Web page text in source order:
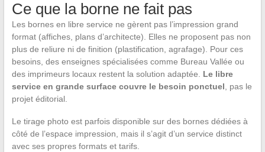
Ce que la borne ne fait pas
Les bornes en libre service ne gèrent pas l’impression grand
format (affiches, plans d’architecte). Elles ne proposent pas non
plus de reliure ni de finition (plastification, agrafage). Pour ces
besoins, des enseignes spécialisées comme Bureau Vallée ou
des imprimeurs locaux restent la solution adaptée. Le libre
service en grande surface couvre le besoin ponctuel, pas le
projet éditorial.
Le tirage photo est parfois disponible sur des bornes dédiées à
côté de l’espace impression, mais il s’agit d’un service distinct
avec ses propres formats et tarifs.